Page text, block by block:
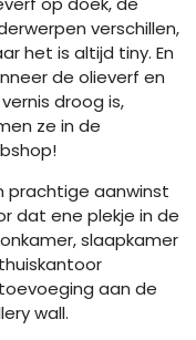
verschillen,
het is altijd tiny. En
de olieverf en
droog is,
ze in de
prachtige aanwinst
dat ene plekje in de
slaapkamer
aan de
wall.